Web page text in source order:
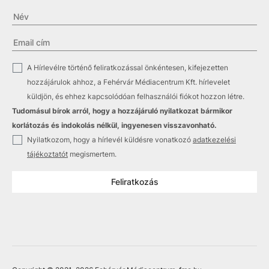
A Hírlevélre történő feliratkozással önkéntesen, kifejezetten
hozzájárulok ahhoz, a Fehérvár Médiacentrum Kft. hírlevelet
küldjön, és ehhez kapcsolódóan felhasználói fiókot hozzon létre.
Tudomásul bírok arról, hogy a hozzájáruló nyilatkozat bármikor
korlátozás és indokolás nélkül, ingyenesen visszavonható.
Nyilatkozom, hogy a hírlevél küldésre vonatkozó adatkezelési
tájékoztatót megismertem.
Feliratkozás